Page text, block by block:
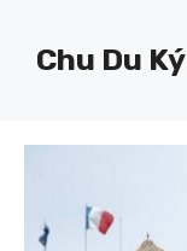
Chu Du Ký